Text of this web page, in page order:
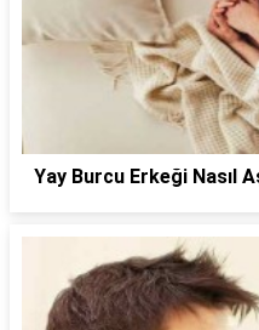
Yay Burcu Erkeği Nasıl